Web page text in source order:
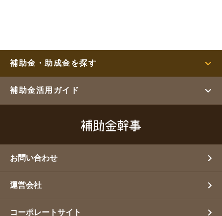
補助金・助成金を探す
補助金活用ガイド
お問い合わせ
運営会社
コーポレートサイト